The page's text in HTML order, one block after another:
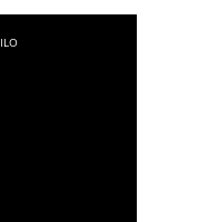
tudi dogodki iz